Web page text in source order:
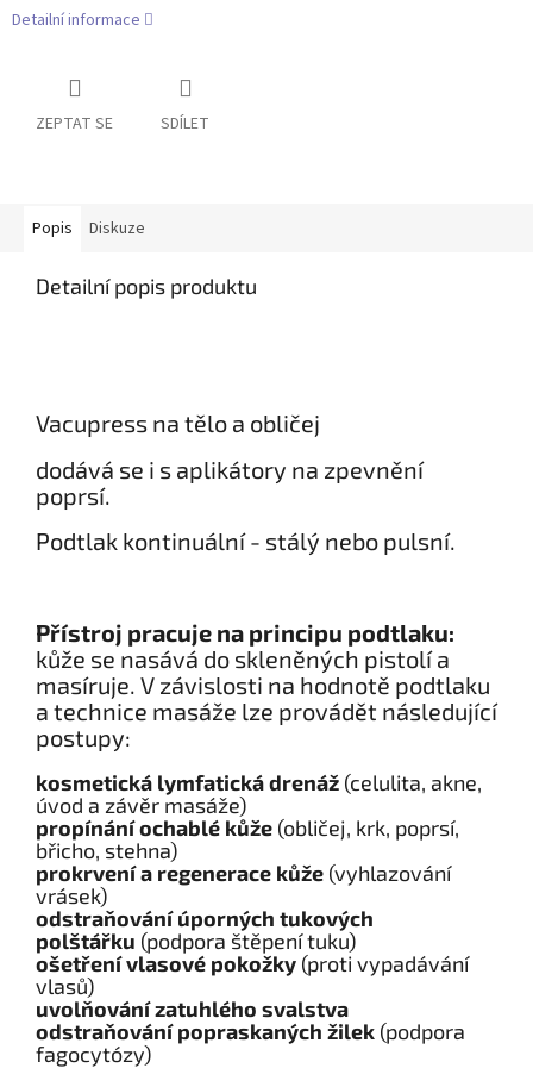
Detailní informace
ZEPTAT SE SDÍLET
Popis Diskuze
Detailní popis produktu
Vacupress na tělo a obličej
dodává se i s aplikátory na zpevnění
poprsí.
Podtlak kontinuální - stálý nebo pulsní.
Přístroj pracuje na principu podtlaku:
kůže se nasává do skleněných pistolí a
masíruje. V závislosti na hodnotě podtlaku
a technice masáže lze provádět následující
postupy:
kosmetická lymfatická drenáž (celulita, akne,
úvod a závěr masáže)
propínání ochablé kůže (obličej, krk, poprsí,
břicho, stehna)
prokrvení a regenerace kůže (vyhlazování
vrásek)
odstraňování úporných tukových
polštářku (podpora štěpení tuku)
ošetření vlasové pokožky (proti vypadávání
vlasů)
uvolňování zatuhlého svalstva
odstraňování popraskaných žilek (podpora
fagocytózy)